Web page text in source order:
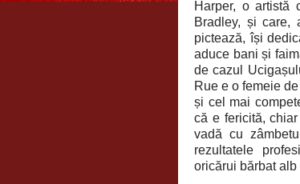
Harper, o artistă
Bradley, și care,
pictează, își
aduce bani și
de cazul
Rue e o femeie
și cel mai
că e fericită,
vadă cu
rezultatele
oricărui bărbat alb